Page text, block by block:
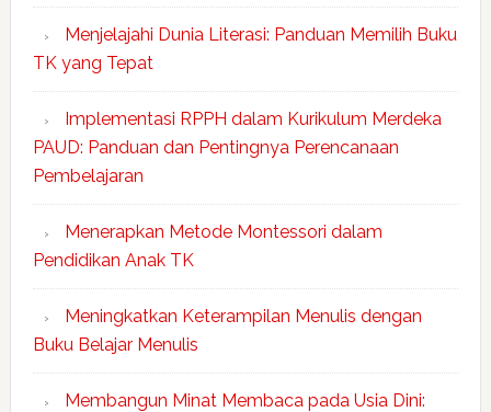
Menjelajahi Dunia Literasi: Panduan Memilih Buku
TK yang Tepat
Implementasi RPPH dalam Kurikulum Merdeka
PAUD: Panduan dan Pentingnya Perencanaan
Pembelajaran
Menerapkan Metode Montessori dalam
Pendidikan Anak TK
Meningkatkan Keterampilan Menulis dengan
Buku Belajar Menulis
Membangun Minat Membaca pada Usia Dini: